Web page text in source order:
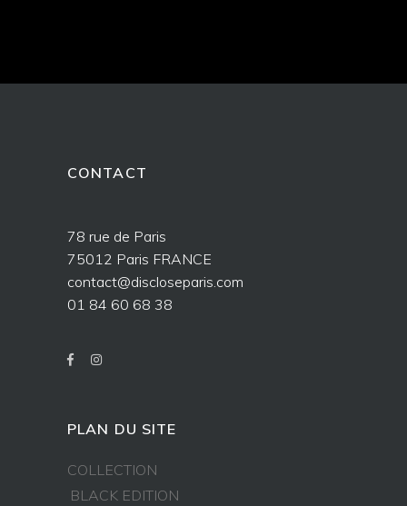
CONTACT
78 rue de Paris
75012 Paris FRANCE
contact@discloseparis.com
01 84 60 68 38
PLAN DU SITE
COLLECTION
BLACK EDITION